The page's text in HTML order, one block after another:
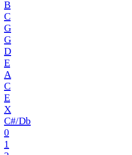
B
C
G
G
D
E
A
C
E
X
C#/Db
0
1